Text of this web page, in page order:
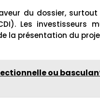
du dossier,
Les investisseurs
la présentation du
ou